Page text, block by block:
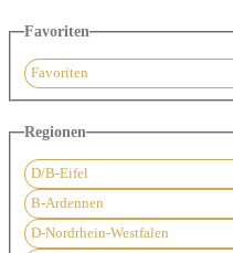
Favoriten
Favoriten
Regionen
D/B-Eifel
B-Ardennen
D-Nordrhein-Westfalen